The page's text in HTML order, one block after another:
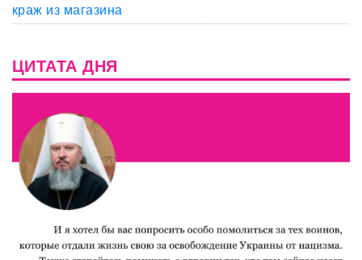
краж из магазина
ЦИТАТА ДНЯ